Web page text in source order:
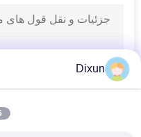
فولادی
Dixun